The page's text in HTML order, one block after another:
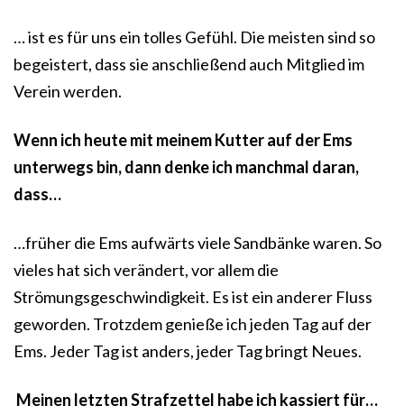
… ist es für uns ein tolles Gefühl. Die meisten sind so
begeistert, dass sie anschließend auch Mitglied im
Verein werden.
Wenn ich heute mit meinem Kutter auf der Ems
unterwegs bin, dann denke ich manchmal daran,
dass…
…früher die Ems aufwärts viele Sandbänke waren. So
vieles hat sich verändert, vor allem die
Strömungsgeschwindigkeit. Es ist ein anderer Fluss
geworden. Trotzdem genieße ich jeden Tag auf der
Ems. Jeder Tag ist anders, jeder Tag bringt Neues.
Meinen letzten Strafzettel habe ich kassiert für…